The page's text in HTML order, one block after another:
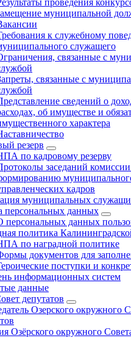
проведения
муниципальной
к служебному
служащего
связанные с
связанные с
сведений о
об имуществе и
характера
резерв
по кадровому резерву
заседаний
кадров
муниципальных
персональных данных
персональных данных
политика
по наградной политике
документов для
поступки и
информационных систем
данные
депутатов
Озерского окружного
Озёрского окружного